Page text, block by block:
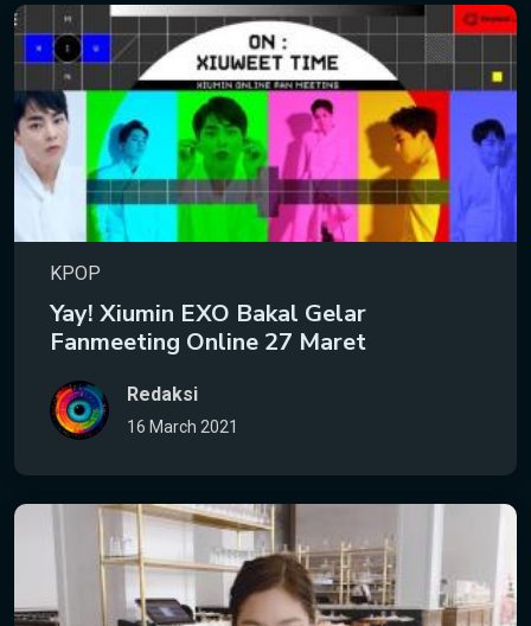
KPOP
Yay! Xiumin EXO Bakal Gelar
Fanmeeting Online 27 Maret
Redaksi
16 March 2021